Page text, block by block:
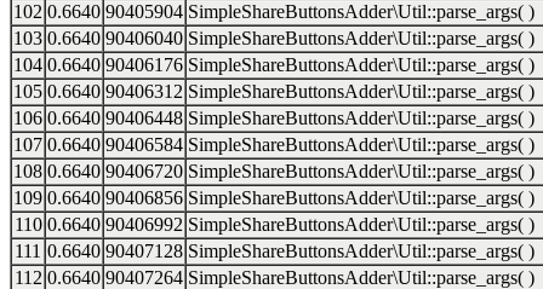
102 0.6640 90405904 SimpleShareButtonsAdder\Util::parse_args( )
103 0.6640 90406040 SimpleShareButtonsAdder\Util::parse_args( )
104 0.6640 90406176 SimpleShareButtonsAdder\Util::parse_args( )
105 0.6640 90406312 SimpleShareButtonsAdder\Util::parse_args( )
106 0.6640 90406448 SimpleShareButtonsAdder\Util::parse_args( )
107 0.6640 90406584 SimpleShareButtonsAdder\Util::parse_args( )
108 0.6640 90406720 SimpleShareButtonsAdder\Util::parse_args( )
109 0.6640 90406856 SimpleShareButtonsAdder\Util::parse_args( )
110 0.6640 90406992 SimpleShareButtonsAdder\Util::parse_args( )
111 0.6640 90407128 SimpleShareButtonsAdder\Util::parse_args( )
112 0.6640 90407264 SimpleShareButtonsAdder\Util::parse_args( )